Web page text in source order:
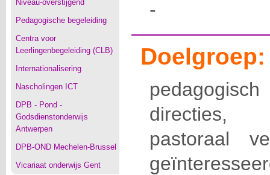
Niveau-overstijgend
Pedagogische begeleiding
Centra voor
Leerlingenbegeleiding (CLB)
Internationalisering
Nascholingen ICT
DPB - Pond -
Godsdienstonderwijs
Antwerpen
DPB-OND Mechelen-Brussel
Vicariaat onderwijs Gent
-
Doelgroep:
directies,
pastoraal